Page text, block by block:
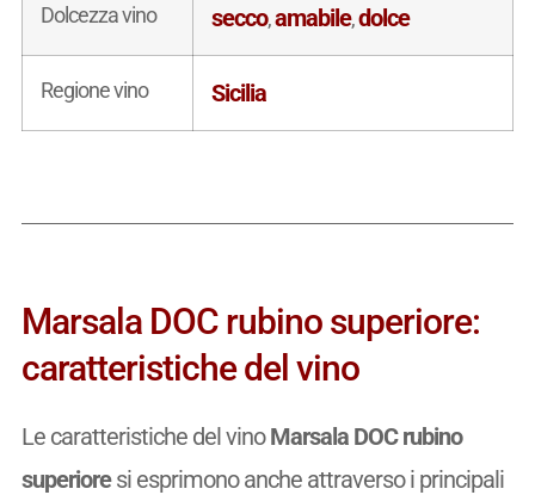
Dolcezza vino secco,amabile,dolce
Regione vino Sicilia
Marsala DOC rubino superiore:
caratteristiche del vino
Le caratteristiche del vinoMarsala DOC rubino
superioresi esprimono anche attraverso i principali